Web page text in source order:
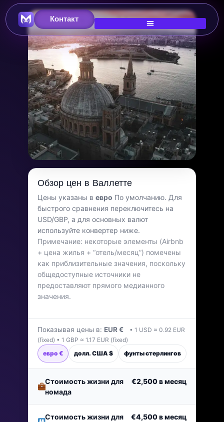
Контакт
Главное изображение
Стоимость жизни в
Валлетте
Мальта
Последнее обновление: январь 2026 г.
Обзор цен в Валлетте
Цены указаны в евро По умолчанию. Для
быстрого сравнения переключитесь на
USD/GBP, а для основных валют
используйте конвертер ниже.
Примечание: некоторые элементы (Airbnb
+ цена жилья + “отель/месяц”) помечены
как приблизительные значения, поскольку
общедоступные источники не
предоставляют прямого медианного
значения.
Показывая цены в: EUR €
• 1 USD ≈ 0.92 EUR
(fixed) • 1 GBP ≈ 1.17 EUR (fixed)
евро €
долл. США $ фунты стерлингов
Стоимость жизни для
номада
€2,500в месяц
Стоимость жизни для
€4,500в месяц